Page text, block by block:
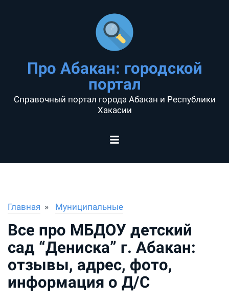
Про Абакан: городской
портал
Справочный портал города Абакан и Республики
Хакасии
Главная Муниципальные
Все про МБДОУ детский
сад “Дениска” г. Абакан:
отзывы, адрес, фото,
информация о Д/С